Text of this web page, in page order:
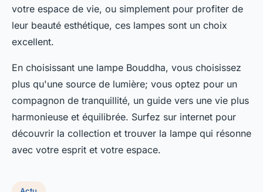
votre espace de vie, ou simplement pour profiter de
leur beauté esthétique, ces lampes sont un choix
excellent.
En choisissant une lampe Bouddha, vous choisissez
plus qu'une source de lumière; vous optez pour un
compagnon de tranquillité, un guide vers une vie plus
harmonieuse et équilibrée. Surfez sur internet pour
découvrir la collection et trouver la lampe qui résonne
avec votre esprit et votre espace.